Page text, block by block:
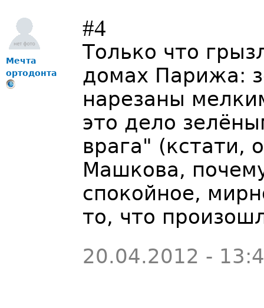
Мечта
ортодонта
#4
Только что
домах Парижа:
нарезаны
это дело
врага" (кстати,
Машкова,
спокойное,
то, что
20.04.2012 -